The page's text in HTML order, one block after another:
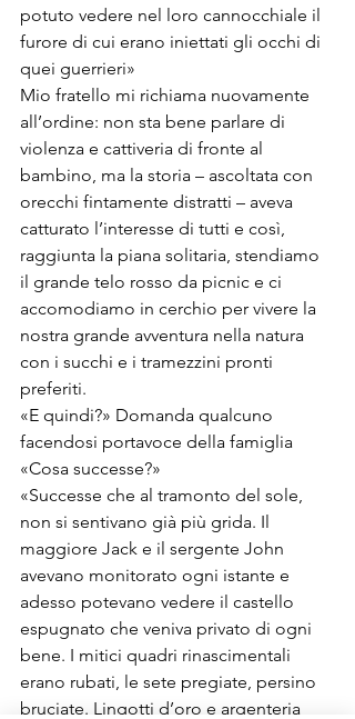
potuto vedere nel loro cannocchiale il
furore di cui erano iniettati gli occhi di
quei guerrieri»
Mio fratello mi richiama nuovamente
all’ordine: non sta bene parlare di
violenza e cattiveria di fronte al
bambino, ma la storia – ascoltata con
orecchi fintamente distratti – aveva
catturato l’interesse di tutti e così,
raggiunta la piana solitaria, stendiamo
il grande telo rosso da picnic e ci
accomodiamo in cerchio per vivere la
nostra grande avventura nella natura
con i succhi e i tramezzini pronti
preferiti.
«E quindi?» Domanda qualcuno
facendosi portavoce della famiglia
«Cosa successe?»
«Successe che al tramonto del sole,
non si sentivano già più grida. Il
maggiore Jack e il sergente John
avevano monitorato ogni istante e
adesso potevano vedere il castello
espugnato che veniva privato di ogni
bene. I mitici quadri rinascimentali
erano rubati, le sete pregiate, persino
bruciate. Lingotti d’oro e argenteria